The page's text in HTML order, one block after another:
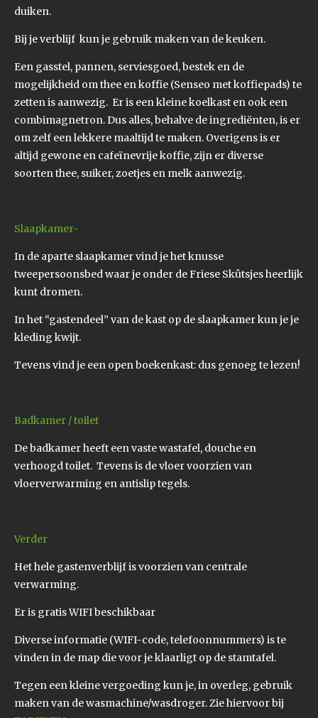
duiken.
Bij je verblijf kun je gebruik maken van de keuken.
Een gasstel, pannen, serviesgoed, bestek en de
mogelijkheid om thee en koffie (Senseo met koffiepads) te
zetten is aanwezig. Er is een kleine koelkast en ook een
combimagnetron. Dus alles, behalve de ingrediënten, is er
om zelf een lekkere maaltijd te maken. Overigens is er
altijd gewone en cafeïnevrije koffie, zijn er diverse
soorten thee, suiker, zoetjes en melk aanwezig.
Slaapkamer-
In de aparte slaapkamer vind je het knusse
tweepersoonsbed waar je onder de Friese Skûtsjes heerlijk
kunt dromen.
In het “gastendeel” van de kast op de slaapkamer kun je je
kleding kwijt.
Tevens vind je een open boekenkast: dus genoeg te lezen!
Badkamer / toilet
De badkamer heeft een vaste wastafel, douche en
verhoogd toilet. Tevens is de vloer voorzien van
vloerverwarming en antislip tegels.
Verder
Het hele gastenverblijf is voorzien van centrale
verwarming.
Er is gratis WIFI beschikbaar
Diverse informatie (WIFI-code, telefoonnummers) is te
vinden in de map die voor je klaarligt op de stamtafel.
Tegen een kleine vergoeding kun je, in overleg, gebruik
maken van de wasmachine/wasdroger. Zie hiervoor bij